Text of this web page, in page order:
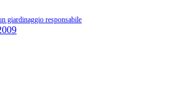
giardinaggio responsabile